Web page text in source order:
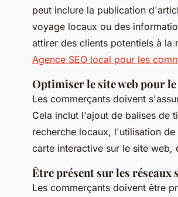
peut inclure la publication
voyage locaux ou des
attirer des clients potentiels à
Agence SEO local pour les
Optimiser le site web pour
Les commerçants doivent
Cela inclut l'ajout de balises de
recherche locaux, l'utilisation
carte interactive sur le site web,
Être présent sur les réseaux
Les commerçants doivent être